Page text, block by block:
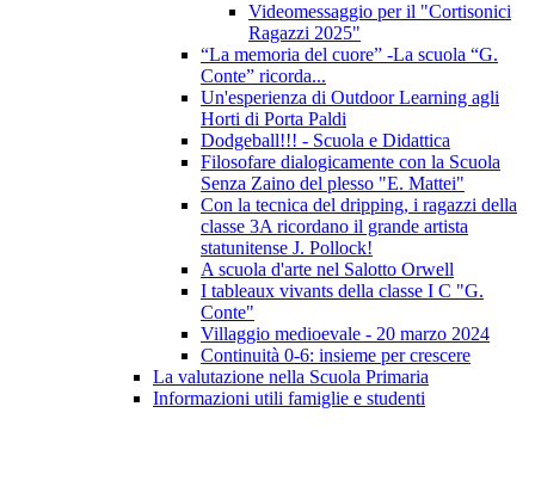
Videomessaggio per il "Cortisonici
Ragazzi 2025"
“La memoria del cuore” -La scuola “G.
Conte” ricorda...
Un'esperienza di Outdoor Learning agli
Horti di Porta Paldi
Dodgeball!!! - Scuola e Didattica
Filosofare dialogicamente con la Scuola
Senza Zaino del plesso "E. Mattei"
Con la tecnica del dripping, i ragazzi della
classe 3A ricordano il grande artista
statunitense J. Pollock!
A scuola d'arte nel Salotto Orwell
I tableaux vivants della classe I C "G.
Conte"
Villaggio medioevale - 20 marzo 2024
Continuità 0-6: insieme per crescere
La valutazione nella Scuola Primaria
Informazioni utili famiglie e studenti